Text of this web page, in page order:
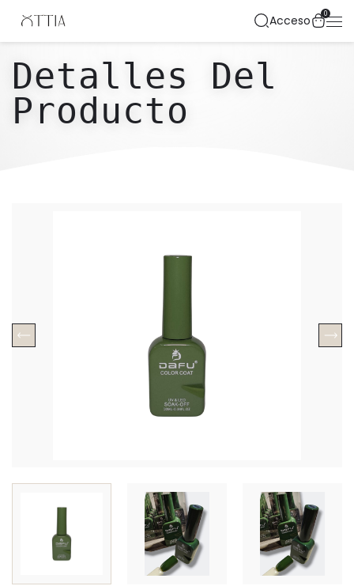
Acceso 0
Detalles Del
Producto